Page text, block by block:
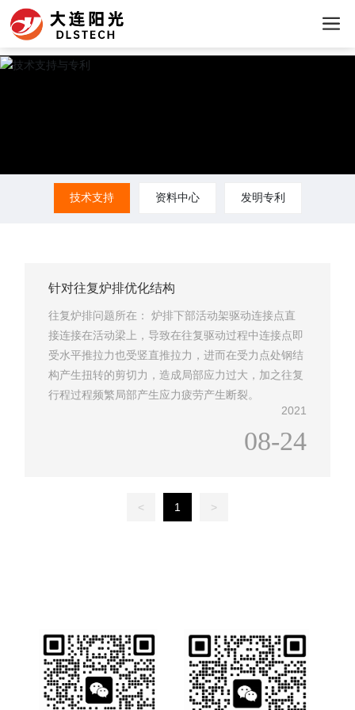
技术支持 资料中心 发明专利
针对往复炉排优化结构
往复炉排问题所在： 炉排下部活动架驱动连接点直
接连接在活动梁上，导致在往复驱动过程中连接点即
受水平推拉力也受竖直推拉力，进而在受力点处钢结
构产生扭转的剪切力，造成局部应力过大，加之往复
行程过程频繁局部产生应力疲劳产生断裂。
2021
08-24
< 1 >